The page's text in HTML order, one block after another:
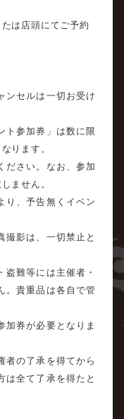
は店頭にてご予約
ンセルは一切お受け
ト参加券」は数に限
ります。
ださい。なお、参加
ません。
り、予告無くイベン
撮影は、一切禁止と
盗難等には主催者・
。貴重品は各自で管
加券が必要となりま
者の了承を得てから
は全て了承を得たと